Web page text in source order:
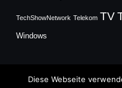
TechShowNetwork Telekom TV
Windows
Diese Webseite